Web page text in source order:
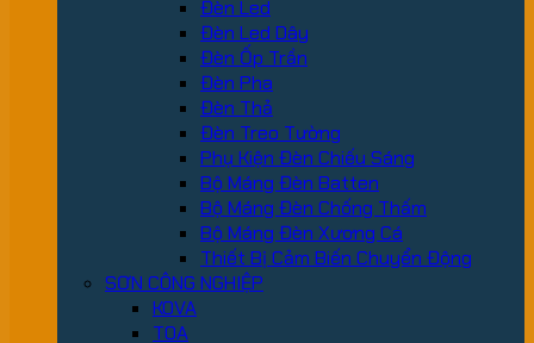
Đèn Led
Đèn Led Dây
Đèn Ốp Trần
Đèn Pha
Đèn Thả
Đèn Treo Tường
Phụ Kiện Đèn Chiếu Sáng
Bộ Máng Đèn Batten
Bộ Máng Đèn Chống Thấm
Bộ Máng Đèn Xương Cá
Thiết Bị Cảm Biến Chuyển Động
SƠN CÔNG NGHIỆP
KOVA
TOA